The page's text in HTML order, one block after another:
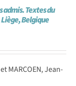
Textes du
Belgique
MARCOEN, Jean-